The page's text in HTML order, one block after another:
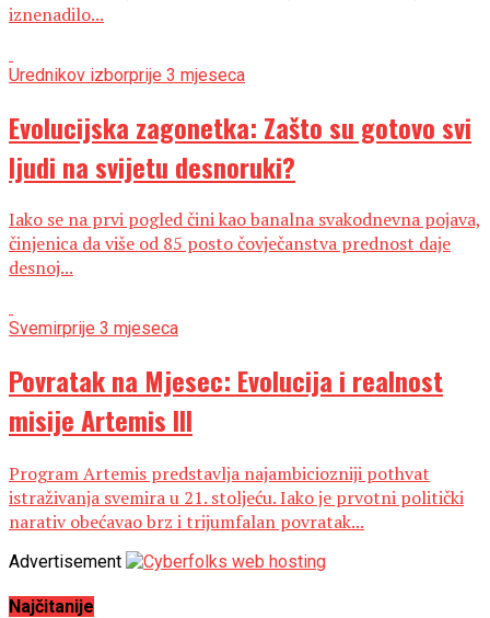
iznenadilo...
Urednikov izborprije 3 mjeseca
Evolucijska zagonetka: Zašto su gotovo svi
ljudi na svijetu desnoruki?
Iako se na prvi pogled čini kao banalna svakodnevna pojava,
činjenica da više od 85 posto čovječanstva prednost daje
desnoj...
Svemirprije 3 mjeseca
Povratak na Mjesec: Evolucija i realnost
misije Artemis III
Program Artemis predstavlja najambiciozniji pothvat
istraživanja svemira u 21. stoljeću. Iako je prvotni politički
narativ obećavao brz i trijumfalan povratak...
Advertisement
Najčitanije